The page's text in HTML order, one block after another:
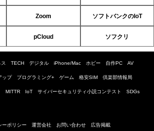
Zoom ソフトバンクのIoT
pCloud ソフクリ
ス TECH デジタル iPhone/Mac ホビー 自作PC AV
ップ プログラミング+ ゲーム 格安SIM 倶楽部情報局
MITTR IoT サイバーセキュリティ小説コンテスト SDGs
ーポリシー 運営会社 お問い合わせ 広告掲載